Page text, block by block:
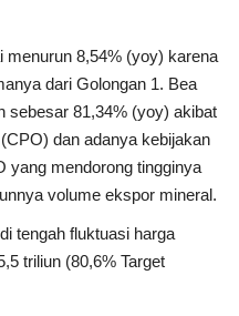
menurun 8,54% (yoy) karena
dari Golongan 1. Bea
sebesar 81,34% (yoy) akibat
dan adanya kebijakan
yang mendorong tingginya
volume ekspor mineral.
tengah fluktuasi harga
triliun (80,6% Target